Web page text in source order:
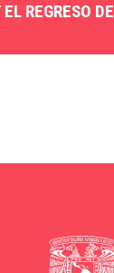
REGRESO DE